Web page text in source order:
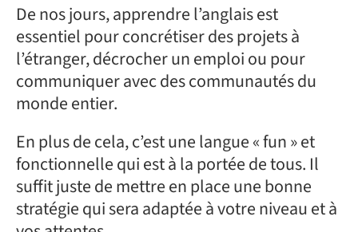
De nos jours, apprendre l’anglais est
essentiel pour concrétiser des projets à
l’étranger, décrocher un emploi ou pour
communiquer avec des communautés du
monde entier.
En plus de cela, c’est une langue « fun » et
fonctionnelle qui est à la portée de tous. Il
suffit juste de mettre en place une bonne
stratégie qui sera adaptée à votre niveau et à